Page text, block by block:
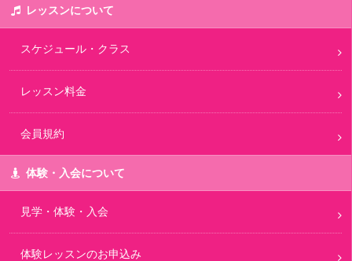
レッスンについて
スケジュール・クラス
レッスン料金
会員規約
体験・入会について
見学・体験・入会
体験レッスンのお申込み